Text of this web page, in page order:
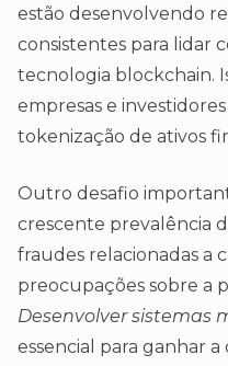
estão desenvolvendo
consistentes para lidar
tecnologia blockchain.
empresas e
tokenização de ativos
Outro desafio
crescente prevalência
fraudes relacionadas a
preocupações sobre a
Desenvolver sistemas
essencial para ganhar